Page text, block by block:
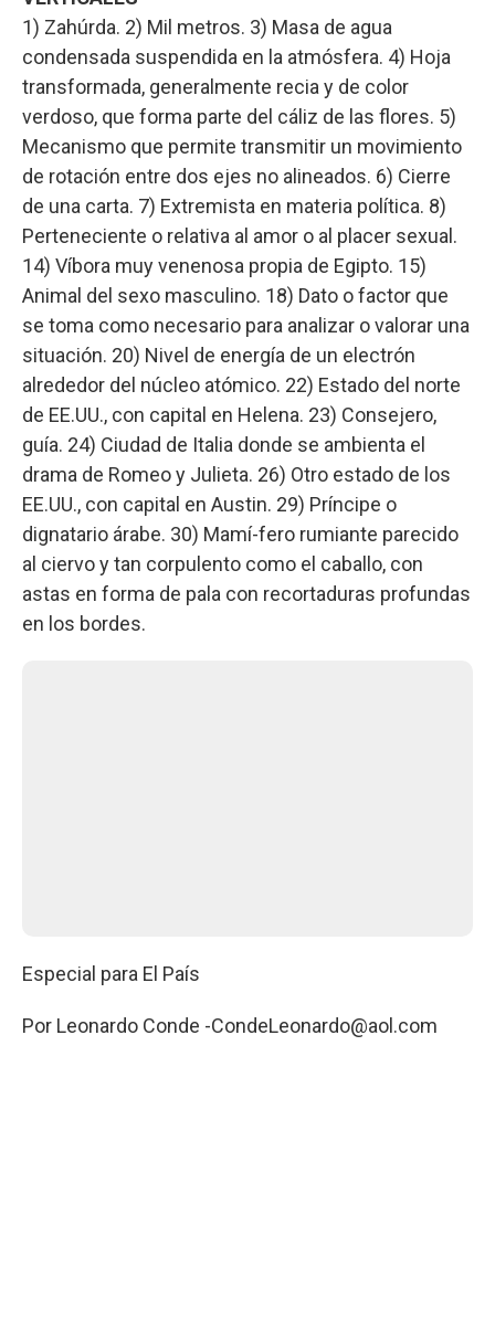
1) Zahúrda. 2) Mil metros. 3) Masa de agua
condensada suspendida en la atmósfera. 4) Hoja
transformada, generalmente recia y de color
verdoso, que forma parte del cáliz de las flores. 5)
Mecanismo que permite transmitir un movimiento
de rotación entre dos ejes no alineados. 6) Cierre
de una carta. 7) Extremista en materia política. 8)
Perteneciente o relativa al amor o al placer sexual.
14) Víbora muy venenosa propia de Egipto. 15)
Animal del sexo masculino. 18) Dato o factor que
se toma como necesario para analizar o valorar una
situación. 20) Nivel de energía de un electrón
alrededor del núcleo atómico. 22) Estado del norte
de EE.UU., con capital en Helena. 23) Consejero,
guía. 24) Ciudad de Italia donde se ambienta el
drama de Romeo y Julieta. 26) Otro estado de los
EE.UU., con capital en Austin. 29) Príncipe o
dignatario árabe. 30) Mamí-fero rumiante parecido
al ciervo y tan corpulento como el caballo, con
astas en forma de pala con recortaduras profundas
en los bordes.
Especial para El País
Por Leonardo Conde -CondeLeonardo@aol.com